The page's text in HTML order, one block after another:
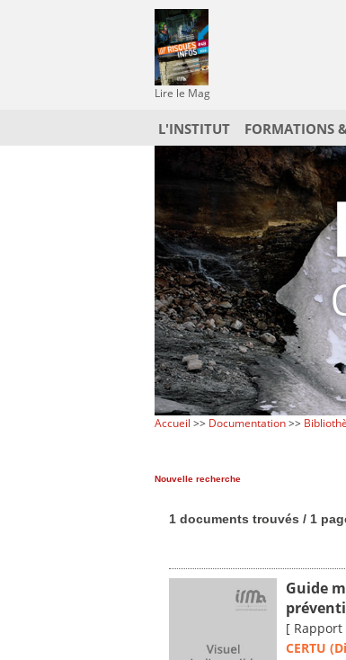
Lire le Mag
L'INSTITUT FORMATIONS
Accueil >> Documentation>>
Nouvelle recherche
1 documents trouvés / 1
Guide
[
CERTU